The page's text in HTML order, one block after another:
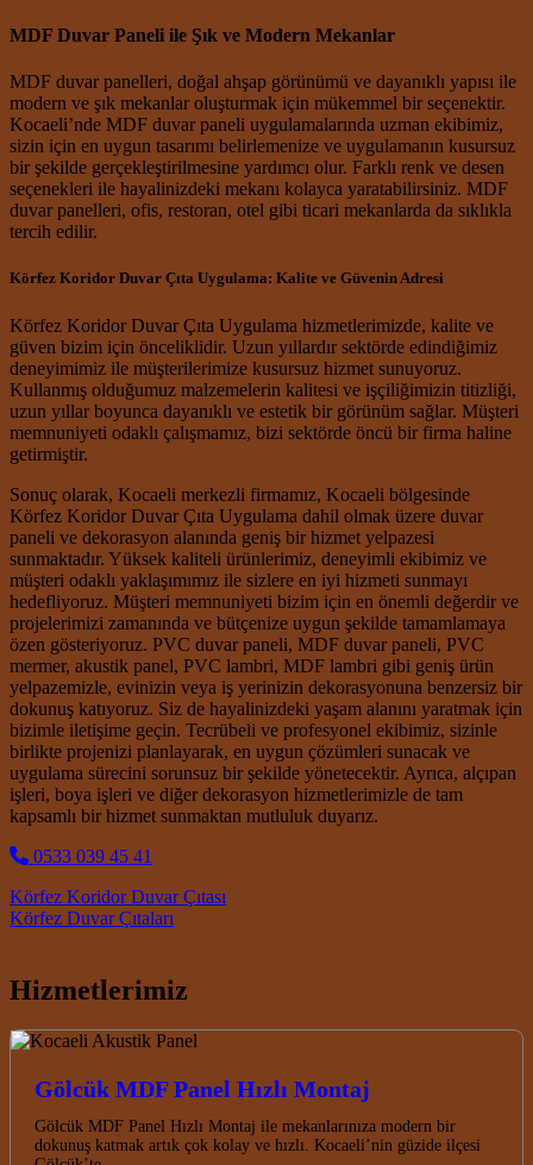
MDF Duvar Paneli ile Şık ve Modern Mekanlar
MDF duvar panelleri, doğal ahşap görünümü ve dayanıklı yapısı ile
modern ve şık mekanlar oluşturmak için mükemmel bir seçenektir.
Kocaeli’nde MDF duvar paneli uygulamalarında uzman ekibimiz,
sizin için en uygun tasarımı belirlemenize ve uygulamanın kusursuz
bir şekilde gerçekleştirilmesine yardımcı olur. Farklı renk ve desen
seçenekleri ile hayalinizdeki mekanı kolayca yaratabilirsiniz. MDF
duvar panelleri, ofis, restoran, otel gibi ticari mekanlarda da sıklıkla
tercih edilir.
Körfez Koridor Duvar Çıta Uygulama: Kalite ve Güvenin Adresi
Körfez Koridor Duvar Çıta Uygulama hizmetlerimizde, kalite ve
güven bizim için önceliklidir. Uzun yıllardır sektörde edindiğimiz
deneyimimiz ile müşterilerimize kusursuz hizmet sunuyoruz.
Kullanmış olduğumuz malzemelerin kalitesi ve işçiliğimizin titizliği,
uzun yıllar boyunca dayanıklı ve estetik bir görünüm sağlar. Müşteri
memnuniyeti odaklı çalışmamız, bizi sektörde öncü bir firma haline
getirmiştir.
Sonuç olarak, Kocaeli merkezli firmamız, Kocaeli bölgesinde
Körfez Koridor Duvar Çıta Uygulama dahil olmak üzere duvar
paneli ve dekorasyon alanında geniş bir hizmet yelpazesi
sunmaktadır. Yüksek kaliteli ürünlerimiz, deneyimli ekibimiz ve
müşteri odaklı yaklaşımımız ile sizlere en iyi hizmeti sunmayı
hedefliyoruz. Müşteri memnuniyeti bizim için en önemli değerdir ve
projelerimizi zamanında ve bütçenize uygun şekilde tamamlamaya
özen gösteriyoruz. PVC duvar paneli, MDF duvar paneli, PVC
mermer, akustik panel, PVC lambri, MDF lambri gibi geniş ürün
yelpazemizle, evinizin veya iş yerinizin dekorasyonuna benzersiz bir
dokunuş katıyoruz. Siz de hayalinizdeki yaşam alanını yaratmak için
bizimle iletişime geçin. Tecrübeli ve profesyonel ekibimiz, sizinle
birlikte projenizi planlayarak, en uygun çözümleri sunacak ve
uygulama sürecini sorunsuz bir şekilde yönetecektir. Ayrıca, alçıpan
işleri, boya işleri ve diğer dekorasyon hizmetlerimizle de tam
kapsamlı bir hizmet sunmaktan mutluluk duyarız.
0533 039 45 41
Post navigation
Körfez Koridor Duvar Çıtası
Körfez Duvar Çıtaları
Hizmetlerimiz
Gölcük MDF Panel Hızlı Montaj
Gölcük MDF Panel Hızlı Montaj ile mekanlarınıza modern bir
dokunuş katmak artık çok kolay ve hızlı. Kocaeli’nin güzide ilçesi